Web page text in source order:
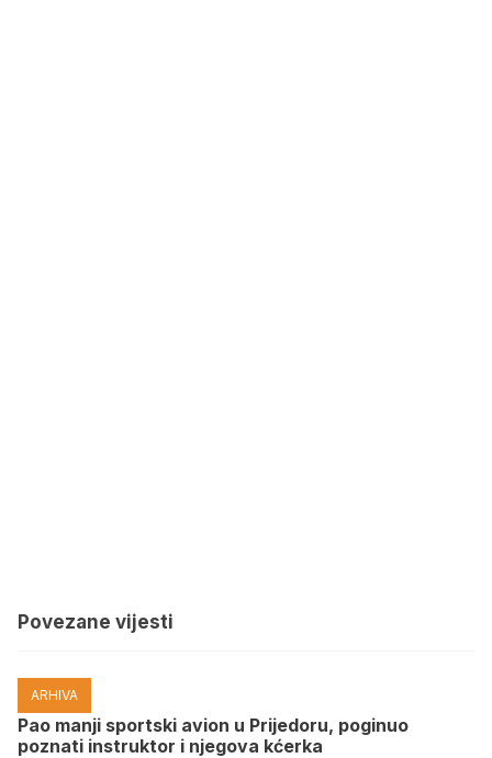
Povezane vijesti
ARHIVA
Pao manji sportski avion u Prijedoru, poginuo
poznati instruktor i njegova kćerka